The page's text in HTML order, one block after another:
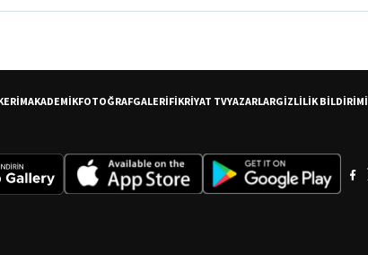
AKADEMİKFOTOĞRAFGALERİFİKRİYAT TVYAZARLARGİZLİLİK BİLDİRİMİ